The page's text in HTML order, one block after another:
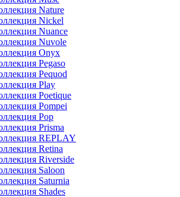
Nature
Nickel
Nuance
Nuvole
Onyx
Pegaso
Pequod
Play
Poetique
Pompei
Pop
Prisma
REPLAY
Retina
Riverside
Saloon
Saturnia
Shades